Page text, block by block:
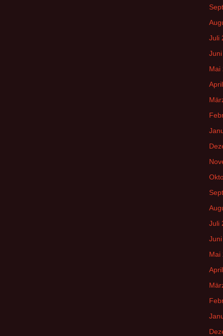
Juli
Mai
Juli
Mai